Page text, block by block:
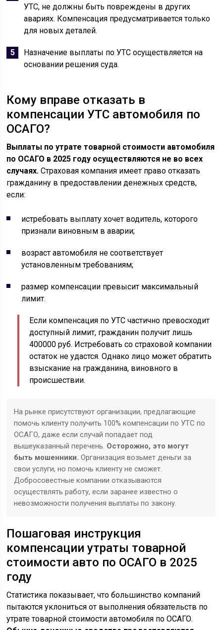
УТС, не должны быть повреждены в других
авариях. Компенсация предусматривается только
для новых деталей.
Назначение выплаты по УТС осуществляется на
основании решения суда.
Кому вправе отказать в
компенсации УТС автомобиля по
ОСАГО?
Выплаты по утрате товарной стоимости автомобиля
по ОСАГО в 2025 году осуществляются не во всех
случаях. Страховая компания имеет право отказать
гражданину в предоставлении денежных средств,
если:
истребовать выплату хочет водитель, которого
признали виновным в аварии;
возраст автомобиля не соответствует
установленным требованиям;
размер компенсации превысит максимальный
лимит.
Если компенсация по УТС частично превосходит
доступный лимит, гражданин получит лишь
400000 руб. Истребовать со страховой компании
остаток не удастся. Однако лицо может обратить
взыскание на гражданина, виновного в
происшествии.
На рынке присутствуют организации, предлагающие
помочь клиенту получить 100% компенсации по УТС по
ОСАГО, даже если случай попадает под
вышеуказанный перечень. Осторожно, это могут
быть мошенники. Организация возьмет деньги за
свои услуги, но помочь клиенту не сможет.
Добросовестные компании отказываются
осуществлять работу, если заранее известно о
невозможности получения выплаты по закону.
Пошаговая инструкция
компенсации утраты товарной
стоимости авто по ОСАГО в 2025
году
Статистика показывает, что большинство компаний
пытаются уклониться от выполнения обязательств по
утрате товарной стоимости автомобиля по ОСАГО.